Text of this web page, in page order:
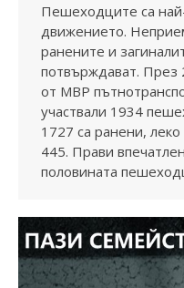
Пешеходците са
движението.
ранените и
потвърждават. През
от МВР
участвали 1934
1727 са ранени,
445. Прави
половината